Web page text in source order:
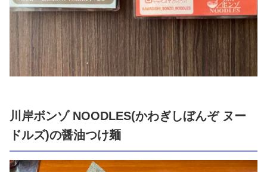
川岸ボンゾ NOODLES(かわぎしぼんぞ ヌー
ドルズ)の醤油つけ麺